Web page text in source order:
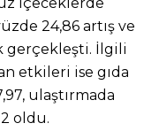
24,86 artış ve
gerçekleşti. İlgili
etkileri ise gıda
ulaştırmada
oldu.